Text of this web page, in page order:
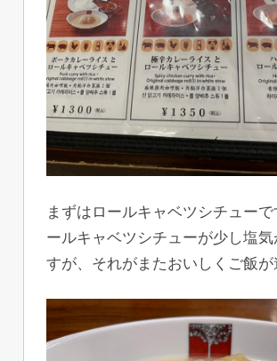
まずはロールキャベツシチューで
ールキャベツシチューが少し塩
すが、それがまたおいしくご飯が